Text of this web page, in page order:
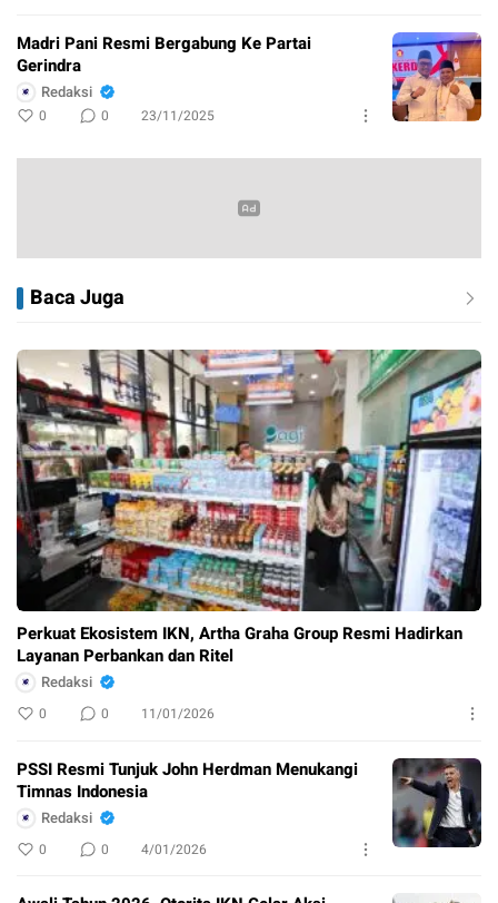
Madri Pani Resmi Bergabung Ke Partai
Gerindra
Redaksi
0 0 23/11/2025
Baca Juga
Perkuat Ekosistem IKN, Artha Graha Group Resmi Hadirkan
Layanan Perbankan dan Ritel
Redaksi
0 0 11/01/2026
PSSI Resmi Tunjuk John Herdman Menukangi
Timnas Indonesia
Redaksi
0 0 4/01/2026